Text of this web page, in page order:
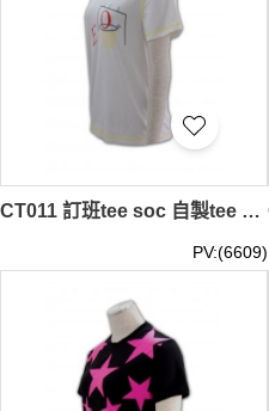
CT011 訂班tee soc 自製tee 設計潮流tee 校tee
PV:(6609)